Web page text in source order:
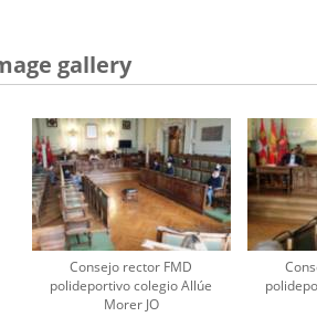
gallery
Consejo rector FMD
polideportivo colegio Allúe
Morer JO